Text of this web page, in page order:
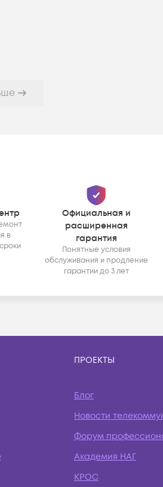
в
Официальная и
расширенная
гарантия
Понятные условия
обслуживания и продление
гарантии до 3 лет
ПРОЕКТЫ
Блог
Новости
Форум
Академия НАГ
КРОС